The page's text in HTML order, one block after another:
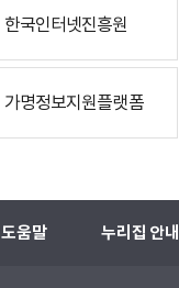
한국인터넷진흥원
가명정보지원플랫폼
도움말 누리집 안내